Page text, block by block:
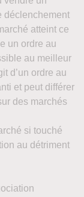
déclenchement
atteint ce
un ordre au
au meilleur
d’un ordre au
et peut différer
des marchés
si touché
au détriment